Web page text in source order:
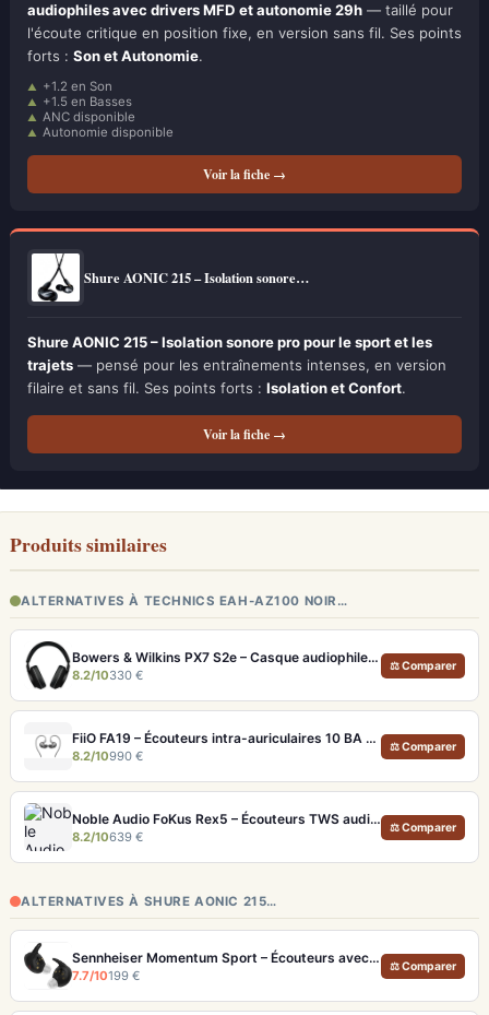
audiophiles avec drivers MFD et autonomie 29h — taillé pour
l'écoute critique en position fixe, en version sans fil. Ses points
forts : Son et Autonomie.
+1.2 en Son
+1.5 en Basses
ANC disponible
Autonomie disponible
Voir la fiche →
Shure AONIC 215 – Isolation sonore…
Shure AONIC 215 – Isolation sonore pro pour le sport et les
trajets — pensé pour les entraînements intenses, en version
filaire et sans fil. Ses points forts : Isolation et Confort.
Voir la fiche →
Produits similaires
ALTERNATIVES À TECHNICS EAH-AZ100 NOIR…
Bowers & Wilkins PX7 S2e – Casque audiophile sans fil ANC 30h
8.2/10330 €
⚖ Comparer
FiiO FA19 – Écouteurs intra-auriculaires 10 BA Knowles avec technologie S.Turbo
8.2/10990 €
⚖ Comparer
Noble Audio FoKus Rex5 – Écouteurs TWS audiophiles tribrides
8.2/10639 €
⚖ Comparer
ALTERNATIVES À SHURE AONIC 215…
Sennheiser Momentum Sport – Écouteurs avec capteurs de fréquence cardiaque et température
7.7/10199 €
⚖ Comparer